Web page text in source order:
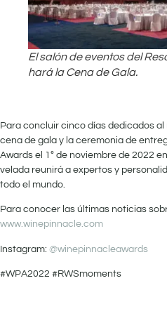
El salón de eventos del
hará la Cena de Gala.
Para concluir cinco días dedicados
cena de gala y la ceremonia de
Awards el 1º de noviembre de 2022
velada reunirá a expertos y
todo el mundo.
Para conocer las últimas noticias
www.winepinnacle.com
Instagram: @winepinnacleawards
#WPA2022 #RWSmoments